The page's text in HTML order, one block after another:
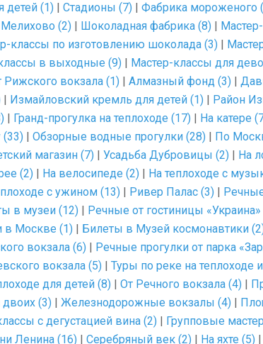
детей (1) | Стадионы (7) | Фабрика мороженого
Мелихово (2) | Шоколадная фабрика (8) |
классы по изготовлению шоколада (3) |
в выходные (9) | Мастер-классы для
Рижского вокзала (1) | Алмазный фонд (3) |
| Измайловский кремль для детей (1) | Район
| Гранд-прогулка на теплоходе (17) | На катере
(33) | Обзорные водные прогулки (28) | По
магазин (7) | Усадьба Дубровицы (2) | На
(2) | На велосипеде (2) | На теплоходе с
с ужином (13) | Ривер Палас (3) |
в музеи (12) | Речные от гостиницы «Украина»
в Москве (1) | Билеты в Музей космонавтики
вокзала (6) | Речные прогулки от парка
вокзала (5) | Туры по реке на теплоходе
для детей (8) | От Речного вокзала (4) |
(3) | Железнодорожные вокзалы (4) |
с дегустацией вина (2) | Групповые
Ленина (16) | Серебряный век (2) | На яхте (5) |